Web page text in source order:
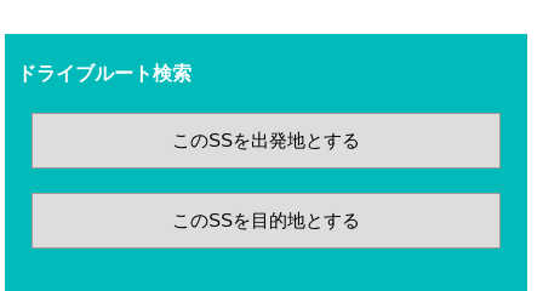
ドライブルート検索
このSSを出発地とする
このSSを目的地とする